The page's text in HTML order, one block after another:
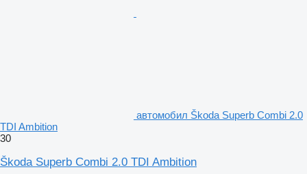
автомобил Škoda Superb Combi 2.0
TDI Ambition
30
Škoda Superb Combi 2.0 TDI Ambition